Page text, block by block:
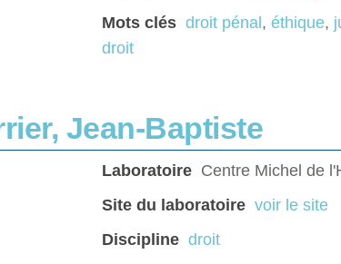
Mots clés droit pénal , éthique,
droit
Jean-Baptiste
Laboratoire Centre Michel de
Site du laboratoire voir le site
Discipline droit